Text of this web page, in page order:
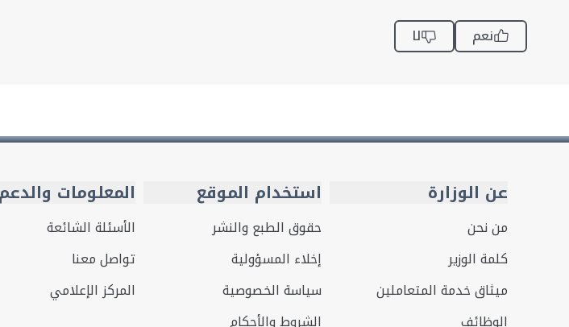
نعم لا
عن الوزارة
من نحن
كلمة الوزير
ميثاق خدمة المتعاملين
الوظائف
استخدام الموقع
حقوق الطبع والنشر
إخلاء المسؤولية
سياسة الخصوصية
الشروط والأحكام
المعلومات والدعم
الأسئلة الشائعة
تواصل معنا
المركز الإعلامي